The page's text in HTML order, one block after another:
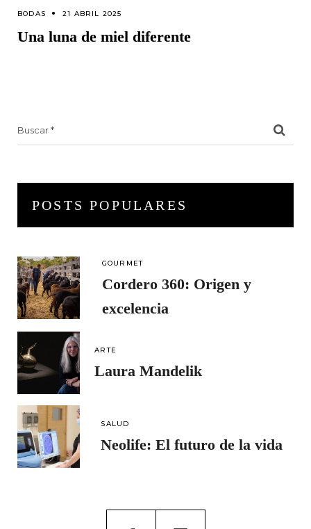
BODAS 21 ABRIL 2025
Una luna de miel diferente
POSTS POPULARES
GOURMET
Cordero 360: Origen y
excelencia
ARTE
Laura Mandelik
SALUD
Neolife: El futuro de la vida